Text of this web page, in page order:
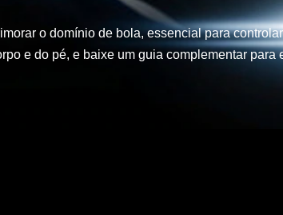
o domínio de bola, essencial para
e do pé, e baixe um guia complementar para